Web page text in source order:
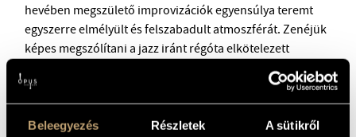
Beleegyezés Részletek A sütikről
hevében megszülető improvizációk egyensúlya teremt
egyszerre elmélyült és felszabadult atmoszférát. Zenéjük
képes megszólítani a jazz iránt régóta elkötelezett
hallgatókat és azokat is, akik most fedezik fel a műfaj
világát.